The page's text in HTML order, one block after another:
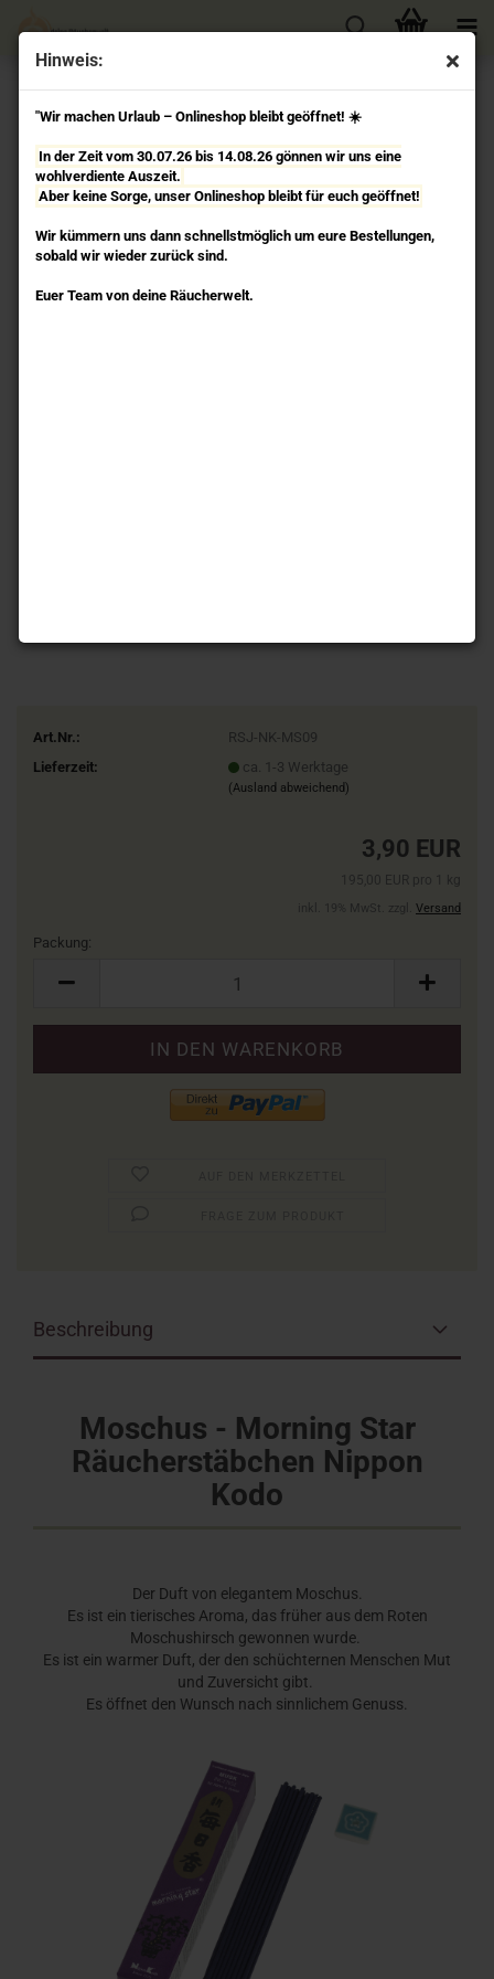
Hinweis:
"Wir machen Urlaub – Onlineshop bleibt geöffnet! ☀️
In der Zeit vom 30.07.26 bis 14.08.26 gönnen wir uns eine
wohlverdiente Auszeit.
Aber keine Sorge, unser Onlineshop bleibt für euch geöffnet!
Wir kümmern uns dann schnellstmöglich um eure Bestellungen,
sobald wir wieder zurück sind.
Euer Team von deine Räucherwelt.
« Erster « zurück weiter »
Letzter »
91Artikel in dieser Kategorie
Moschus - Morning Star Räucherstäbchen Nippon
Kodo
Art.Nr.:
RSJ-NK-MS09
Lieferzeit:
ca. 1-3 Werktage
(Ausland abweichend)
3,90 EUR
195,00 EUR pro 1 kg
inkl. 19% MwSt. zzgl. Versand
Packung:
Beschreibung
Moschus - Morning Star
Räucherstäbchen Nippon
Kodo
Der Duft von elegantem Moschus.
Es ist ein tierisches Aroma, das früher aus dem Roten
Moschushirsch gewonnen wurde.
Es ist ein warmer Duft, der den schüchternen Menschen Mut
und Zuversicht gibt.
Es öffnet den Wunsch nach sinnlichem Genuss.